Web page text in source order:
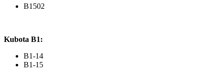
B1502
Kubota B1:
B1-14
B1-15